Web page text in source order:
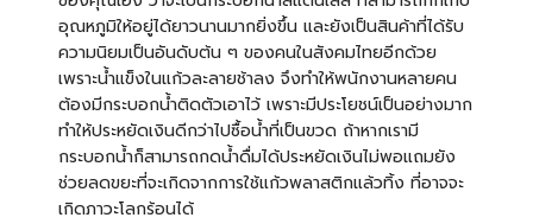
อุณหภูมิให้อยู่ได้ยาวนานมากยิ่งขึ้น และยังเป็นสินค้าที่ได้รับ
ความนิยมเป็นอันดับต้น ๆ ของคนในสังคมไทยอีกด้วย
เพราะน้ำแข็งในแก้วละลายช้าลง จึงทำให้พนักงานหลายคน
ต้องมีกระบอกน้ำติดตัวเอาไว้ เพราะมีประโยชน์เป็นอย่างมาก
ทำให้ประหยัดเงินดีกว่าไปซื้อน้ำที่เป็นขวด ถ้าหากเรามี
กระบอกน้ำก็สามารถกดน้ำดื่มได้ประหยัดเงินไม่พอแถมยัง
ช่วยลดขยะที่จะเกิดจากการใช้แก้วพลาสติกแล้วทิ้ง ที่อาจจะ
เกิดภาวะโลกร้อนได้